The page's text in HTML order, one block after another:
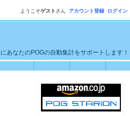
ようこそゲスト さん アカウント登録 ログイン
なたのPOGの自動集計をサポートします！